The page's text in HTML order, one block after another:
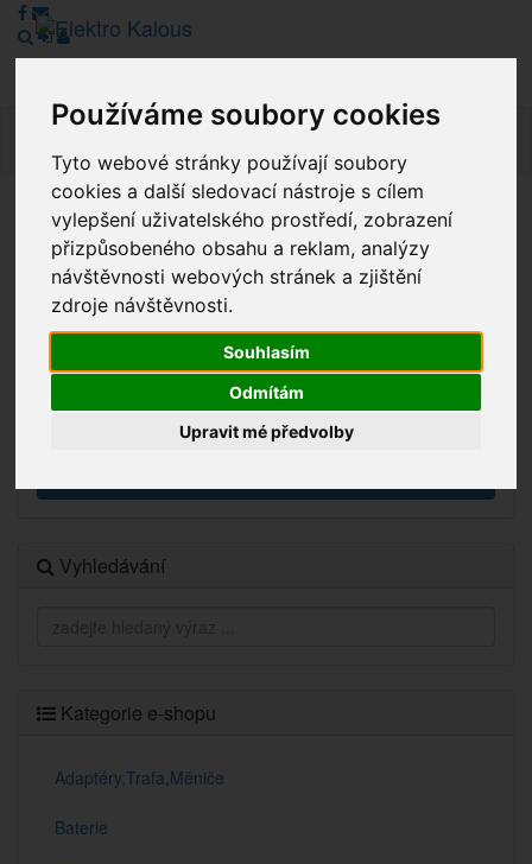
Používáme soubory cookies
Tyto webové stránky používají soubory
cookies a další sledovací nástroje s cílem
vylepšení uživatelského prostředí, zobrazení
přizpůsobeného obsahu a reklam, analýzy
návštěvnosti webových stránek a zjištění
zdroje návštěvnosti.
Souhlasím
Odmítám
Upravit mé předvolby
Vážení zákazníci, v tuto chvíli je Náš internetový obchod v
režimu Katalogu. Objednávky on-line nyní nelze vyřídit.
Děkujeme za pochopení.
Výprodej
Vyhledávání
Kategorie e-shopu
Adaptéry,Trafa,Měniče
Baterie